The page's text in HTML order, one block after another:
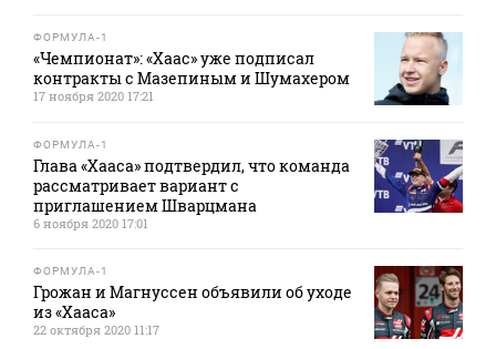
ФОРМУЛА-1
«Чемпионат»: «Хаас» уже подписал
контракты с Мазепиным и Шумахером
17 ноября 2020 17:21
ФОРМУЛА-1
Глава «Хааса» подтвердил, что команда
рассматривает вариант с
приглашением Шварцмана
6 ноября 2020 17:01
ФОРМУЛА-1
Грожан и Магнуссен объявили об уходе
из «Хааса»
22 октября 2020 11:17